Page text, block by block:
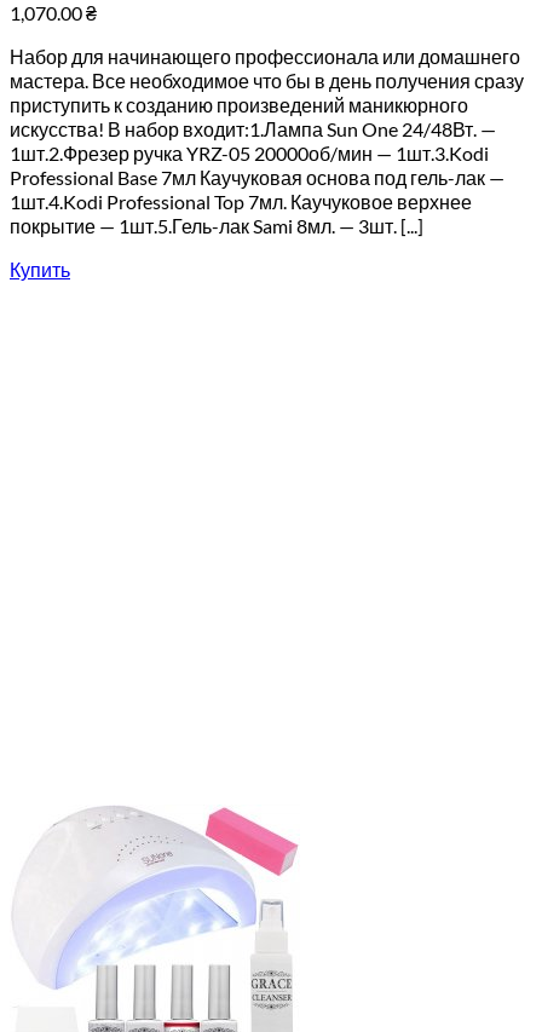
1,070.00₴
Набор для начинающего профессионала или домашнего
мастера. Все необходимое что бы в день получения сразу
приступить к созданию произведений маникюрного
искусства! В набор входит:1.Лампа Sun One 24/48Вт. —
1шт.2.Фрезер ручка YRZ-05 20000об/мин — 1шт.3.Kodi
Professional Base 7мл Каучуковая основа под гель-лак —
1шт.4.Kodi Professional Top 7мл. Каучуковое верхнее
покрытие — 1шт.5.Гель-лак Sami 8мл. — 3шт. [...]
Купить